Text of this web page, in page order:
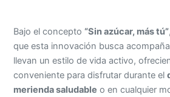
Bajo el concepto “Sin azúcar, más tú”
que esta innovación busca
llevan un estilo de vida activo,
conveniente para disfrutar durante el
merienda saludable o en cualquier